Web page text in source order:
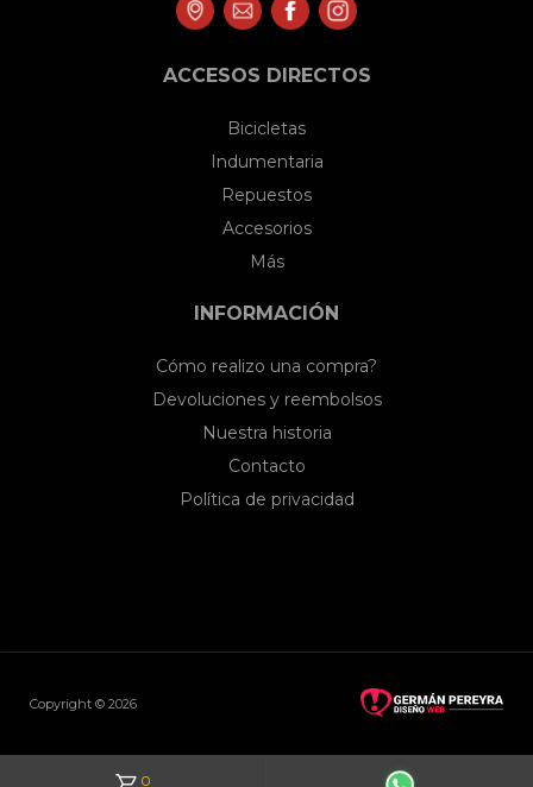
ACCESOS DIRECTOS
Bicicletas
Indumentaria
Repuestos
Accesorios
Más
INFORMACIÓN
Cómo realizo una compra?
Devoluciones y reembolsos
Nuestra historia
Contacto
Política de privacidad
Copyright © 2026
0